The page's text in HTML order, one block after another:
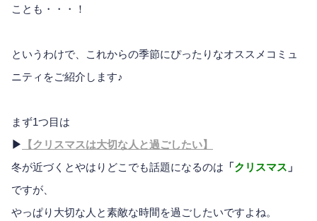
ことも・・・！
というわけで、これからの季節にぴったりなオススメコミュ
ニティをご紹介します♪
まず1つ目は
▶
【クリスマスは大切な人と過ごしたい】
冬が近づくとやはりどこでも話題になるのは 「クリスマス 」
ですが、
やっぱり大切な人と素敵な時間を過ごしたいですよね。